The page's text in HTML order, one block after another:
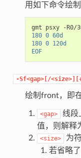
用如下命令绘
gmt psxy -R0/
180 0 60d
180 0 120d
EOF
-Sf<gap>[/
绘制front，即
<gap> 线段
值，则解释
<size>
为
若省略了